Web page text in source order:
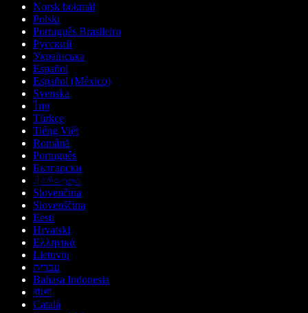
Norsk bokmål
Polski
Português Brasileiro
Русский
Українська
Español
Español (México)
Svenska
ไทย
Türkçe
Tiếng Việt
Română
Português
Български
ქართული
Slovenčina
Slovenščina
Eesti
Hrvatski
Ελληνικά
Lietuvių
עברית
Bahasa Indonesia
বাংলা
Català